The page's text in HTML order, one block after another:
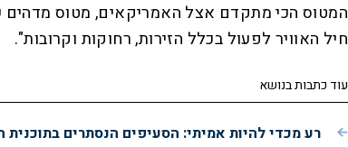
המטוס הכי מתקדם אצל האמריקאים, מטוס מדהים
חיל האוויר לפעול בכלל הזירות, רחוקות וקרובות".
עוד כתבות בנושא
רע מכדי להיות אמיתי: הסעיפים הנסתרים בתוכנית